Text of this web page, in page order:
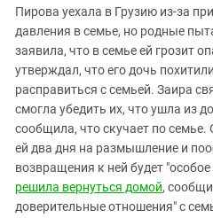
Чечня
Южная Осетия
Южный Кавказ
ЮФО
Пирова уехала в Грузию из-за
давления в семье, но родные
заявила, что в семье ей грозит
утверждал, что его дочь
расправиться с семьей. Заира
смогла убедить их, что ушла из
сообщила, что скучает по
ей два дня на размышление и
возвращения к ней будет
решила вернуться домой,
доверительные отношения" с